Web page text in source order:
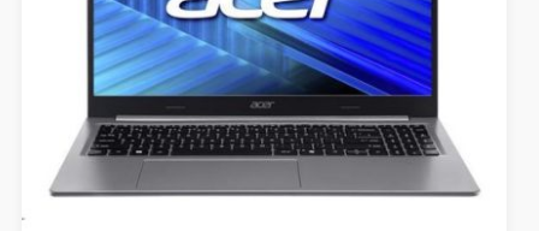
BATERIE
LOKÁTORY
SWITCHE
RÁDIA - STANICE